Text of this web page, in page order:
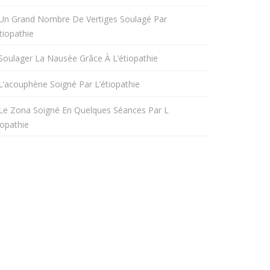
Grand Nombre De Vertiges Soulagé Par
La Nausée Grâce À L’étiopathie
L’acouphène Soigné Par L’étiopathie
Le Zona Soigné En Quelques Séances Par L